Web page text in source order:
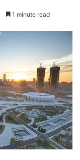
1 minute read